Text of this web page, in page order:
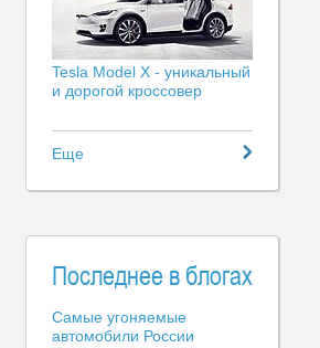
Tesla Model X - уникальный
и дорогой кроссовер
Еще
Последнее в блогах
Самые угоняемые
автомобили России